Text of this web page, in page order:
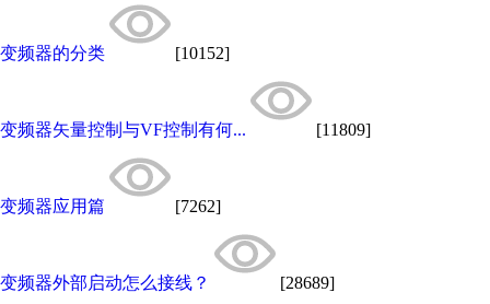
变频器的分类 [10152]
变频器矢量控制与VF控制有何... [11809]
变频器应用篇 [7262]
变频器外部启动怎么接线？ [28689]